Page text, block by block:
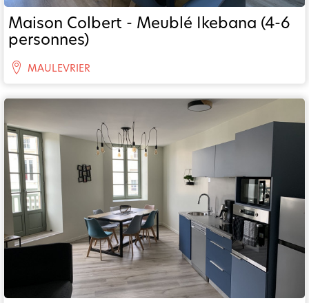
Maison Colbert - Meublé Ikebana (4-6
personnes)
MAULEVRIER